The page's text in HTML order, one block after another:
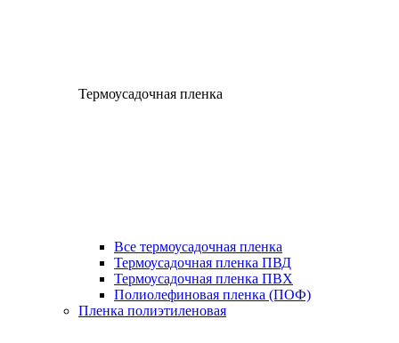
Термоусадочная пленка
Все термоусадочная пленка
Термоусадочная пленка ПВД
Термоусадочная пленка ПВХ
Полиолефиновая пленка (ПОФ)
Пленка полиэтиленовая